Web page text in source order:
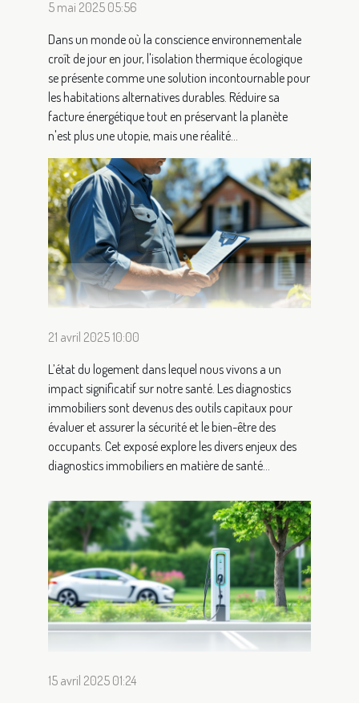
5 mai 2025 05:56
Dans un monde où la conscience environnementale
croît de jour en jour, l'isolation thermique écologique
se présente comme une solution incontournable pour
les habitations alternatives durables. Réduire sa
facture énergétique tout en préservant la planète
n'est plus une utopie, mais une réalité...
21 avril 2025 10:00
L’état du logement dans lequel nous vivons a un
impact significatif sur notre santé. Les diagnostics
immobiliers sont devenus des outils capitaux pour
évaluer et assurer la sécurité et le bien-être des
occupants. Cet exposé explore les divers enjeux des
diagnostics immobiliers en matière de santé...
15 avril 2025 01:24